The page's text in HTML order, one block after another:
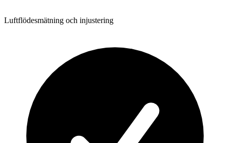
Luftflödesmätning och injustering